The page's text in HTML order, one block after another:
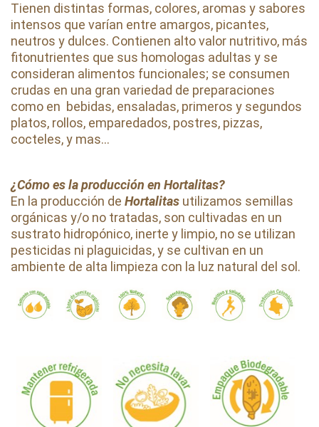
Tienen distintas formas, colores, aromas y sabores
intensos que varían entre amargos, picantes,
neutros y dulces. Contienen alto valor nutritivo, más
fitonutrientes que sus homologas adultas y se
consideran alimentos funcionales; se consumen
crudas en una gran variedad de preparaciones
como en bebidas, ensaladas, primeros y segundos
platos, rollos, emparedados, postres, pizzas,
cocteles, y mas...
¿Cómo es la producción en Hortalitas?
En la producción de Hortalitas utilizamos semillas
orgánicas y/o no tratadas, son cultivadas en un
sustrato hidropónico, inerte y limpio, no se utilizan
pesticidas ni plaguicidas, y se cultivan en un
ambiente de alta limpieza con la luz natural del sol.